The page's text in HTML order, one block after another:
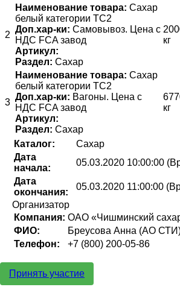
2
Наименование товара: Сахар
белый категории ТС2
Доп.хар-ки: Самовывоз. Цена с
НДС FCA завод
Артикул:
Раздел: Сахар
кг
3
Наименование товара: Сахар
белый категории ТС2
Доп.хар-ки: Вагоны. Цена с
НДС FCA завод
Артикул:
Раздел: Сахар
кг
Каталог:
Сахар
Дата
начала:
05.03.2020 10:00:00
Дата
окончания:
05.03.2020 11:00:00
Организатор
Компания: ОАО «Чишминский
ФИО:
Бреусова Анна (АО
Телефон:
+7 (800) 200-05-86
Принять участие